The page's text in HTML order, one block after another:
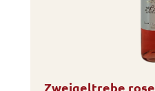
Zweigeltrebe